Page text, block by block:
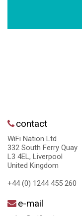
contact
WiFi Nation Ltd
332 South Ferry Quay
L3 4EL, Liverpool
United Kingdom
+44 (0) 1244 455 260
e-mail